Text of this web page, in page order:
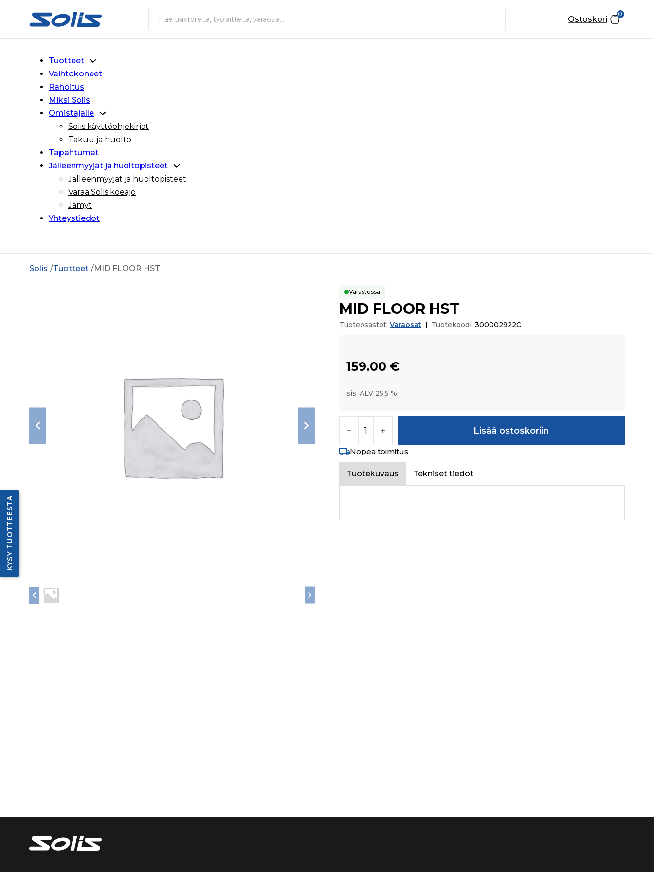
Siirry pääsisältöön
Siirry alatunnisteeseen
Haku
0
Ostoskori
Tuotteet
Vaihtokoneet
Rahoitus
Miksi Solis
Omistajalle
Solis käyttöohjekirjat
Takuu ja huolto
Tapahtumat
Jälleenmyyjät ja huoltopisteet
Jälleenmyyjät ja huoltopisteet
Varaa Solis koeajo
Jämyt
Yhteystiedot
Solis Tuotteet MID FLOOR HST
Varastossa
MID FLOOR HST
Tuoteosastot: Varaosat | Tuotekoodi: 300002922C
159.00 €
sis. ALV 25,5 %
Lisää ostoskoriin
Nopea toimitus
Tuotekuvaus Tekniset tiedot
KYSY TUOTTEESTA